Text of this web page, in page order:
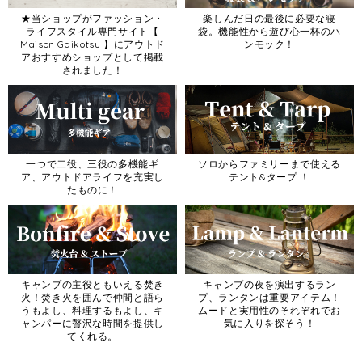
★当ショップがファッション・
ライフスタイル専門サイト【
Maison Gaikotsu 】にアウトド
アおすすめショップとして掲載
されました！
楽しんだ日の最後に必要な寝
袋。機能性から遊び心一杯のハ
ンモック！
一つで二役、三役の多機能ギ
ア、アウトドアライフを充実し
たものに！
ソロからファミリーまで使える
テント&タープ ！
キャンプの主役ともいえる焚き
火！焚き火を囲んで仲間と語ら
うもよし、料理するもよし、キ
ャンパーに贅沢な時間を提供し
てくれる。
キャンプの夜を演出するラン
プ、ランタンは重要アイテム！
ムードと実用性のそれぞれでお
気に入りを探そう！